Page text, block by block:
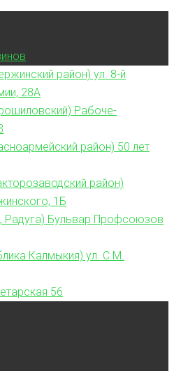
район) ул. 8-й
28А
Рабоче-
район) 50 лет
район)
1Б
Радуга) Бульвар Профсоюзов
Калмыкия) ул. С.М.
56